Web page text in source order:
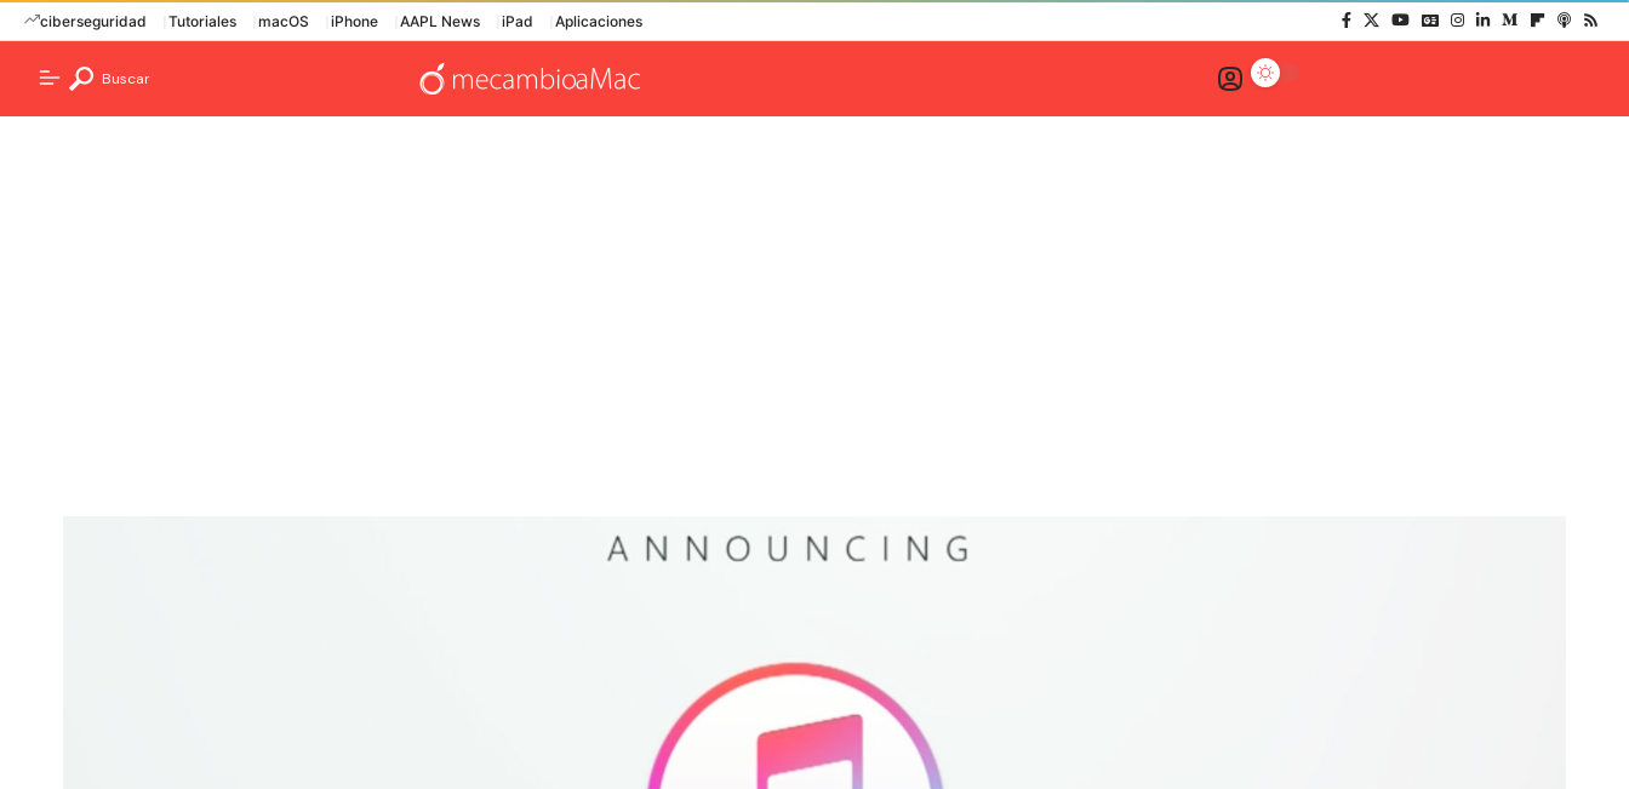
ciberseguridad Tutoriales macOS iPhone AAPL News iPad Aplicaciones
Buscar